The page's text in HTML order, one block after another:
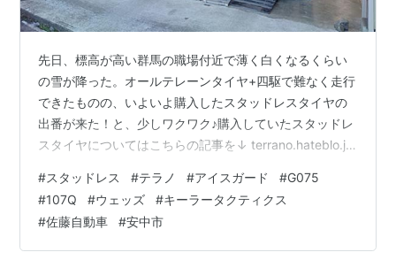
先日、標高が高い群馬の職場付近で薄く白くなるくらい
の雪が降った。オールテレーンタイヤ+四駆で難なく走行
できたものの、いよいよ購入したスタッドレスタイヤの
出番が来た！と、少しワクワク♪購入していたスタッドレ
スタイヤについてはこちらの記事を↓ terrano.hateblo.jp
記録も。。。 燃費･･･9.06km軽油価格･･･136円 満タン
にしたところで、いつもタイヤ交換でお世話になってい
る地元の佐藤自動車さんへ。 www.cbr954.sakura.ne.jp
公式サイトは更新されておらずリンク切れもあるような
#スタッドレス #テラノ #アイスガード #G075
#107Q #ウェッズ #キーラータクティクス
#佐藤自動車 #安中市